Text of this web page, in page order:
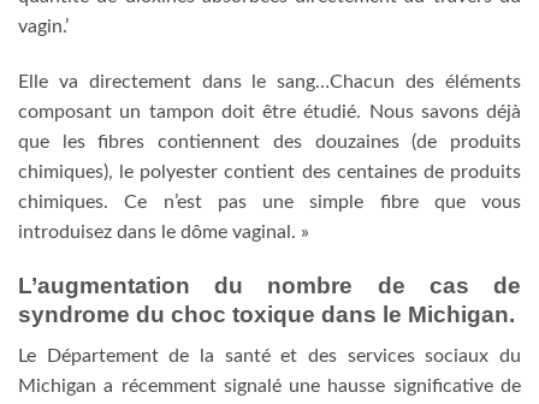
vagin.’
Elle va directement dans le sang…Chacun des éléments
composant un tampon doit être étudié. Nous savons déjà
que les fibres contiennent des douzaines (de produits
chimiques), le polyester contient des centaines de produits
chimiques. Ce n’est pas une simple fibre que vous
introduisez dans le dôme vaginal. »
L’augmentation du nombre de cas de
syndrome du choc toxique dans le Michigan.
Le Département de la santé et des services sociaux du
Michigan a récemment signalé une hausse significative de